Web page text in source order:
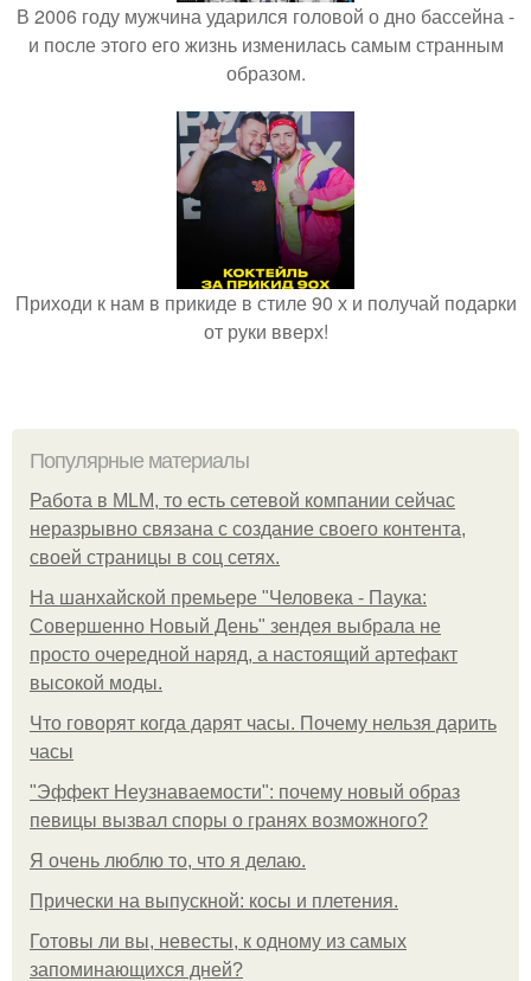
В 2006 году мужчина ударился головой о дно бассейна -
и после этого его жизнь изменилась самым странным
образом.
Приходи к нам в прикиде в стиле 90 х и получай подарки
от руки вверх!
Популярные материалы
Работа в MLM, то есть сетевой компании сейчас
неразрывно связана с создание своего контента,
своей страницы в соц сетях.
На шанхайской премьере "Человека - Паука:
Совершенно Новый День" зендея выбрала не
просто очередной наряд, а настоящий артефакт
высокой моды.
Что говорят когда дарят часы. Почему нельзя дарить
часы
"Эффект Неузнаваемости": почему новый образ
певицы вызвал споры о гранях возможного?
Я очень люблю то, что я делаю.
Прически на выпускной: косы и плетения.
Готовы ли вы, невесты, к одному из самых
запоминающихся дней?